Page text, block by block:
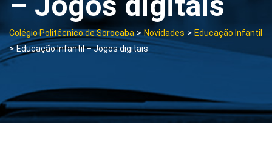
Colégio Politécnico de Sorocaba>Novidades > Educação Infantil
>Educação Infantil – Jogos digitais